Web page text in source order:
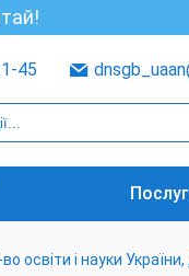
45
освіти і науки